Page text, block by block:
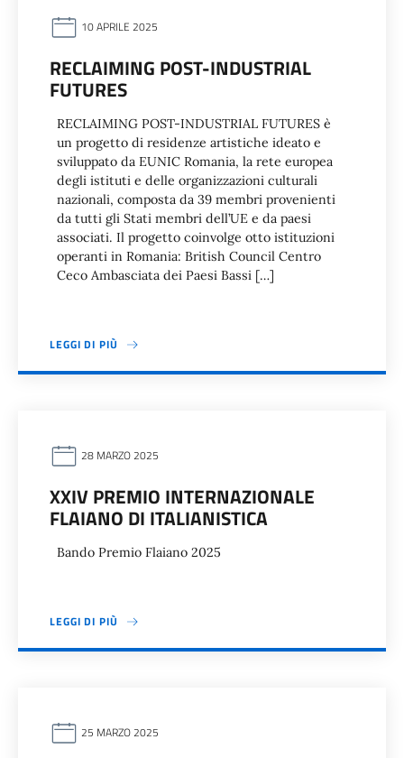
10 APRILE 2025
RECLAIMING POST-INDUSTRIAL
FUTURES
RECLAIMING POST-INDUSTRIAL FUTURES è
un progetto di residenze artistiche ideato e
sviluppato da EUNIC Romania, la rete europea
degli istituti e delle organizzazioni culturali
nazionali, composta da 39 membri provenienti
da tutti gli Stati membri dell’UE e da paesi
associati. Il progetto coinvolge otto istituzioni
operanti in Romania: British Council Centro
Ceco Ambasciata dei Paesi Bassi […]
LEGGI DI PIÙ
28 MARZO 2025
XXIV PREMIO INTERNAZIONALE
FLAIANO DI ITALIANISTICA
Bando Premio Flaiano 2025
LEGGI DI PIÙ
25 MARZO 2025